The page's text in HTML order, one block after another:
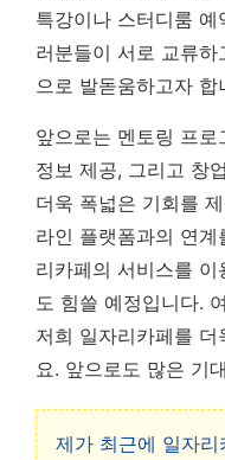
특강이나 스터디룸
러분들이 서로 교류
으로 발돋움하고자 합
앞으로는 멘토링 프
정보 제공, 그리고 창
더욱 폭넓은 기회를
라인 플랫폼과의 연
리카페의 서비스를
도 힘쓸 예정입니다.
저희 일자리카페를
요. 앞으로도 많은 기
제가 최근에 일자